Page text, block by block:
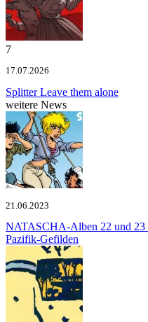
7
17.07.2026
SplitterLeave them alone
weitere News
21.06.2023
NATASCHA-Alben 22 und 23
Pazifik-Gefilden